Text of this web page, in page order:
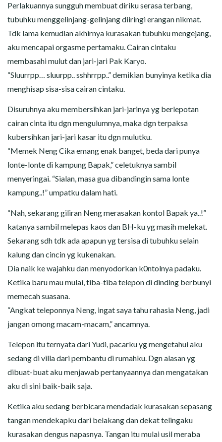
Perlakuannya sungguh membuat diriku serasa terbang,
tubuhku menggelinjang-gelinjang diiringi erangan nikmat.
Tdk lama kemudian akhirnya kurasakan tubuhku mengejang,
aku mencapai orgasme pertamaku. Cairan cintaku
membasahi mulut dan jari-jari Pak Karyo.
“Sluurrpp… sluurpp.. sshhrrpp..” demikian bunyinya ketika dia
menghisap sisa-sisa cairan cintaku.
Disuruhnya aku membersihkan jari-jarinya yg berlepotan
cairan cinta itu dgn mengulumnya, maka dgn terpaksa
kubersihkan jari-jari kasar itu dgn mulutku.
“Memek Neng Cika emang enak banget, beda dari punya
lonte-lonte di kampung Bapak,” celetuknya sambil
menyeringai. “Sialan, masa gua dibandingin sama lonte
kampung..!” umpatku dalam hati.
“Nah, sekarang giliran Neng merasakan kontol Bapak ya..!”
katanya sambil melepas kaos dan BH-ku yg masih melekat.
Sekarang sdh tdk ada apapun yg tersisa di tubuhku selain
kalung dan cincin yg kukenakan.
Dia naik ke wajahku dan menyodorkan k0ntolnya padaku.
Ketika baru mau mulai, tiba-tiba telepon di dinding berbunyi
memecah suasana.
“Angkat teleponnya Neng, ingat saya tahu rahasia Neng, jadi
jangan omong macam-macam,” ancamnya.
Telepon itu ternyata dari Yudi, pacarku yg mengetahui aku
sedang di villa dari pembantu di rumahku. Dgn alasan yg
dibuat-buat aku menjawab pertanyaannya dan mengatakan
aku di sini baik-baik saja.
Ketika aku sedang berbicara mendadak kurasakan sepasang
tangan mendekapku dari belakang dan dekat telingaku
kurasakan dengus napasnya. Tangan itu mulai usil meraba